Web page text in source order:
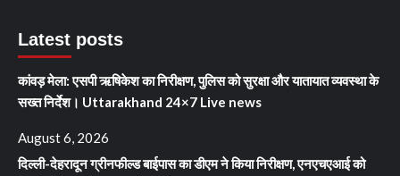
Latest posts
कांवड़ मेला: एसपी ऋषिकेश का निरीक्षण, पुलिस को सुरक्षा और यातायात व्यवस्था के
सख्त निर्देश। Uttarakhand 24×7 Live news
August 6, 2026
दिल्ली-देहरादून ग्रीनफील्ड बाईपास का डीएम ने किया निरीक्षण, एनएचएआई को